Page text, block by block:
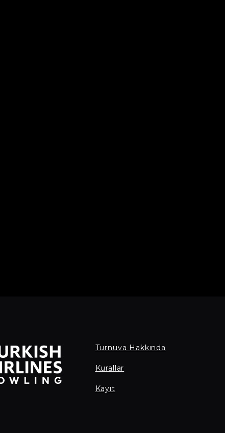
Turnuva Hakkında
Kurallar
Kayıt